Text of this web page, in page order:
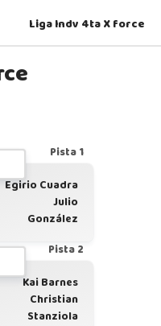
Liga Indv 4ta X force
Pista 1
Egirio Cuadra
Julio
González
Pista 2
Kai Barnes
Christian
Stanziola